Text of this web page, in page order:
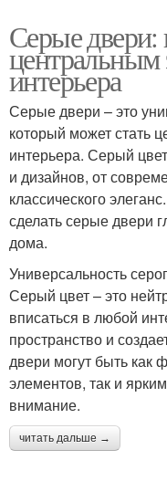
Серые двери:
центральным
интерьера
Серые двери – это
который может стать
интерьера. Серый
и дизайнов, от
классического
сделать серые двери
дома.
Универсальность
Серый цвет – это
вписаться в любой
пространство и
двери могут быть как
элементов, так и
внимание.
читать дальше →